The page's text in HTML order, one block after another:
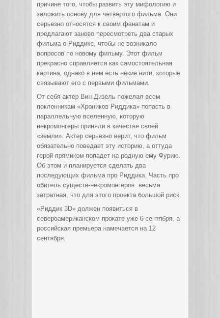
причине того, чтобы развить эту мифологию и
заложить основу для четвертого фильма. Они
серьезно относятся к своим фанатам и
предлагают заново пересмотреть два старых
фильма о Риддике, чтобы не возникало
вопросов по новому фильму. Этот фильм
прекрасно справляется как самостоятельная
картина, однако в нем есть некие нити, которые
связывают его с первыми фильмами.
От себя актер Вин Дизель пожелал всем
поклонникам «Хроников Риддика» попасть в
параллельную вселенную, которую
некромонгеры приняли в качестве своей
«земли». Актер серьезно верит, что фильм
обязательно поведает эту историю, а оттуда
герой прямиком попадет на родную ему Фурию.
Об этом и планируется сделать два
последующих фильма про Риддика. Часть про
обитель существ-некромонгеров весьма
затратная, что для этого проекта большой риск.
«Риддик 3D» должен появиться в
североамериканском прокате уже 6 сентября, а
российская премьера намечается на 12
сентября.